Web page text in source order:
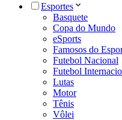
Esportes
Basquete
Copa do Mundo
eSports
Famosos do
Futebol Nacional
Futebol
Lutas
Motor
Tênis
Vôlei